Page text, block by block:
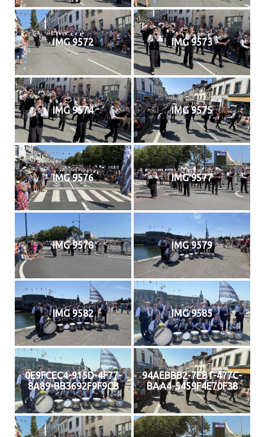
IMG 9572 IMG 9573
IMG 9574 IMG 9575
IMG 9576 IMG 9577
IMG 9578 IMG 9579
IMG 9582 IMG 9585
0E9FCEC4-915D-4F77-
8A89-BB3692F9F9CB
94AEBBB2-7EB1-477C-
BAA4-5459F4E70F38